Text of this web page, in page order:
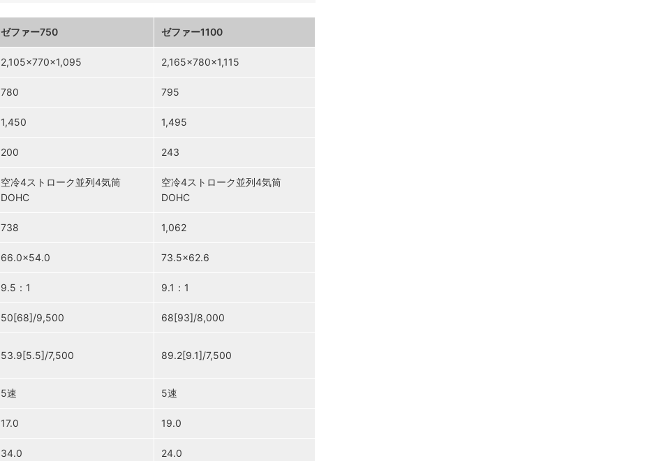
ゼファー750 ゼファー1100
2,105×770×1,095 2,165×780×1,115
780 795
1,450 1,495
200 243
空冷4ストローク並列4気筒
DOHC
空冷4ストローク並列4気筒
DOHC
738 1,062
66.0×54.0 73.5×62.6
9.5：1 9.1：1
50[68]/9,500 68[93]/8,000
53.9[5.5]/7,500 89.2[9.1]/7,500
5速 5速
17.0 19.0
34.0 24.0